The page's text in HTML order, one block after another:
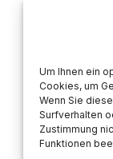
Um Ihnen ein
Cookies, um
Wenn Sie
Surfverhalten
Zustimmung
Funktionen